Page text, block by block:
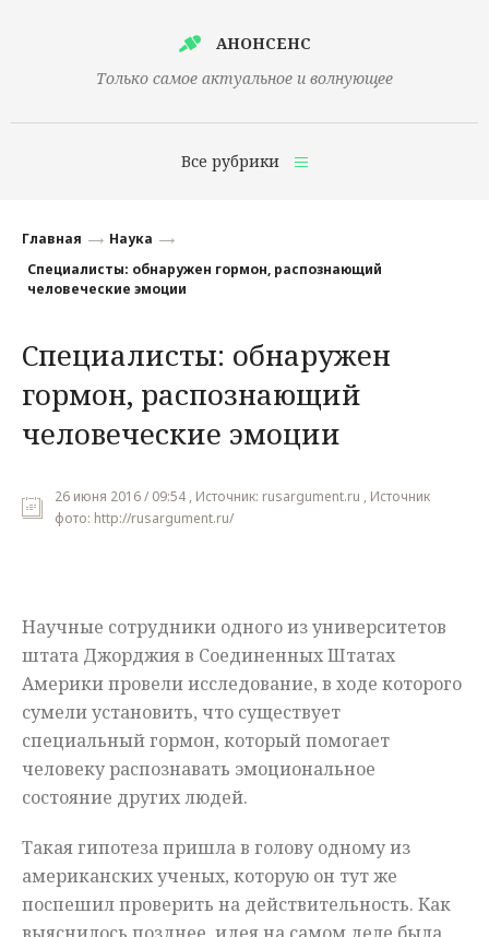
АНОНСЕНС
Только самое актуальное и волнующее
Все рубрики
Финансы
Наука
Культура
Общество
Мнения
Главная
Наука
Специалисты: обнаружен гормон, распознающий
человеческие эмоции
Специалисты: обнаружен
гормон, распознающий
человеческие эмоции
26 июня 2016 / 09:54 , Источник: rusargument.ru , Источник
фото: http://rusargument.ru/
Научные сотрудники одного из университетов
штата Джорджия в Соединенных Штатах
Америки провели исследование, в ходе которого
сумели установить, что существует
специальный гормон, который помогает
человеку распознавать эмоциональное
состояние других людей.
Такая гипотеза пришла в голову одному из
американских ученых, которую он тут же
поспешил проверить на действительность. Как